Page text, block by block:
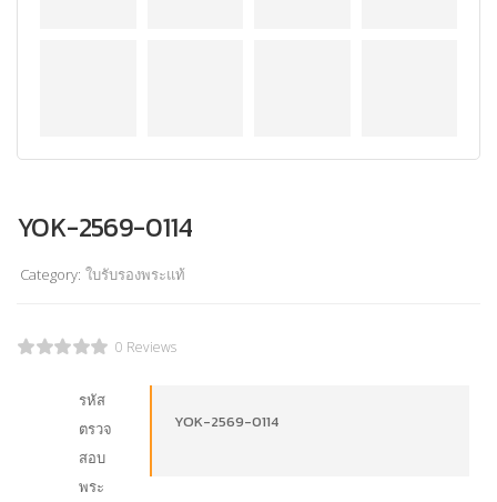
YOK-2569-0114
Category: ใบรับรองพระแท้
0 Reviews
รหัส
ตรวจ
สอบ
พระ
YOK-2569-0114